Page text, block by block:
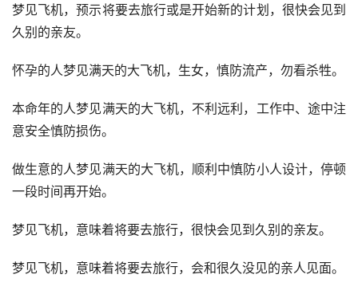
梦见飞机，预示将要去旅行或是开始新的计划，很快会见到
久别的亲友。
怀孕的人梦见满天的大飞机，生女，慎防流产，勿看杀牲。
本命年的人梦见满天的大飞机，不利远利，工作中、途中注
意安全慎防损伤。
做生意的人梦见满天的大飞机，顺利中慎防小人设计，停顿
一段时间再开始。
梦见飞机，意味着将要去旅行，很快会见到久别的亲友。
梦见飞机，意味着将要去旅行，会和很久没见的亲人见面。